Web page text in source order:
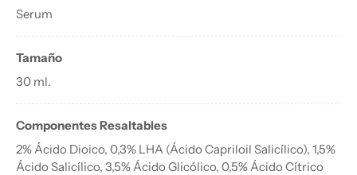
Serum
Tamaño
30 ml.
Componentes Resaltables
2% Ácido Dioico, 0,3% LHA (Ácido Capriloil Salicílico), 1,5%
Ácido Salicílico, 3,5% Ácido Glicólico, 0,5% Ácido Cítrico